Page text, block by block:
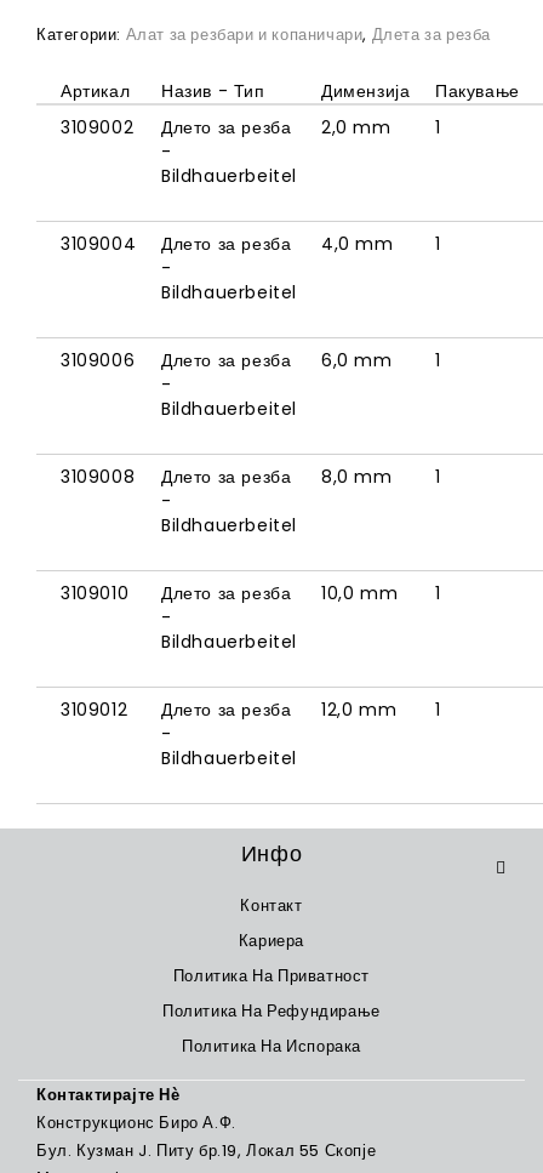
Категории: Алат за резбари и копаничари, Длета за резба
Артикал Назив - Тип Димензија
Пакување
3109002
Длето за резба
-
Bildhauerbeitel
2,0 mm 1
3109004
Длето за резба
-
Bildhauerbeitel
4,0 mm 1
3109006
Длето за резба
-
Bildhauerbeitel
6,0 mm 1
3109008
Длето за резба
-
Bildhauerbeitel
8,0 mm 1
3109010
Длето за резба
-
Bildhauerbeitel
10,0 mm 1
3109012
Длето за резба
-
Bildhauerbeitel
12,0 mm 1
Инфо
Контакт
Кариера
Политика На Приватност
Политика На Рефундирање
Политика На Испорака
Контактирајте Нѐ
Конструкционс Биро А.Ф.
Бул. Кузман J. Питу бр.19, Локал 55 Скопје